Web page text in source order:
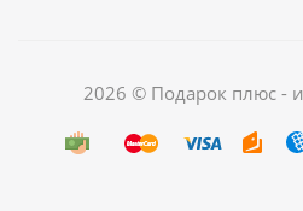
2026 © Подарок плюс -